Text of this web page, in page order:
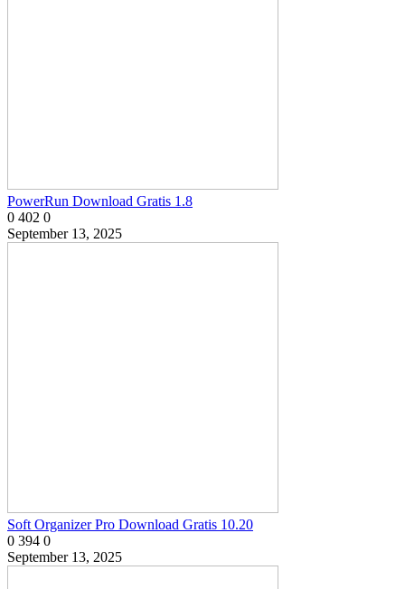
PowerRun Download Gratis 1.8
0 402 0
September 13, 2025
Soft Organizer Pro Download Gratis 10.20
0 394 0
September 13, 2025